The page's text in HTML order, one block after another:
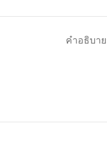
คำอธิบาย